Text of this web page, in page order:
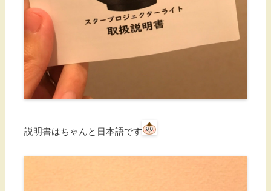
説明書はちゃんと日本語です